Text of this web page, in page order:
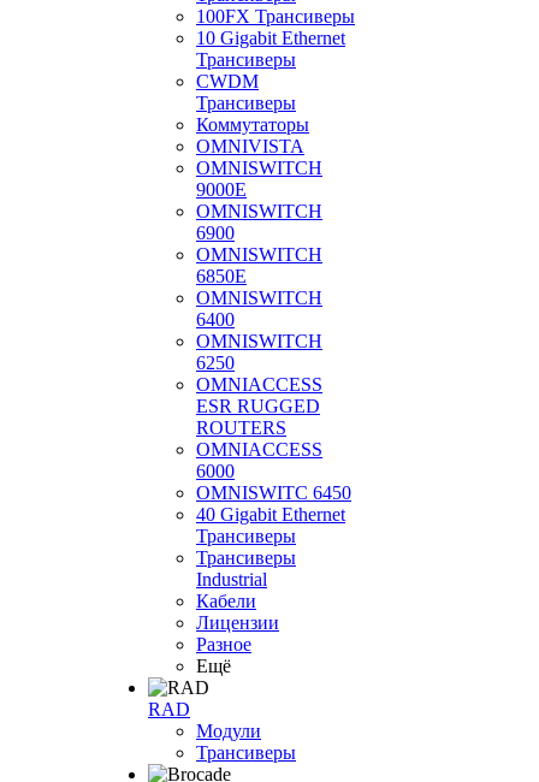
100FX Трансиверы
10 Gigabit Ethernet
Трансиверы
CWDM
Трансиверы
Коммутаторы
OMNIVISTA
OMNISWITCH
9000E
OMNISWITCH
6900
OMNISWITCH
6850E
OMNISWITCH
6400
OMNISWITCH
6250
OMNIACCESS
ESR RUGGED
ROUTERS
OMNIACCESS
6000
OMNISWITC 6450
40 Gigabit Ethernet
Трансиверы
Трансиверы
Industrial
Кабели
Лицензии
Разное
Ещё
RAD
Модули
Трансиверы